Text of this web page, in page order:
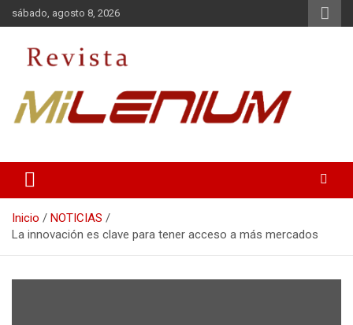
Saltar
al
sábado, agosto 8, 2026
Inicio
NOTICIAS
La innovación es clave para tener acceso a más mercados